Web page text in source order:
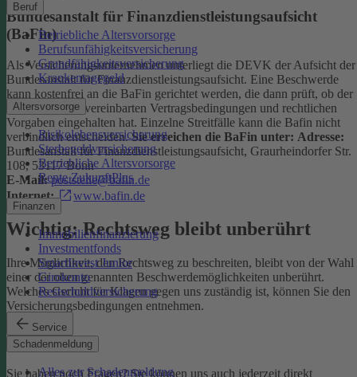
Beruf
Betriebliche Altersvorsorge
Berufsunfähigkeitsversicherung
Grundfähigkeitsversicherung
Krankentagegeld
Altersvorsorge
Risikolebensversicherung
Sterbegeldversicherung
Betriebliche Altersvorsorge
Rente ZukunftPlus
Finanzen
Immobilienfinanzierung
Investmentfonds
SmartInvest Junior
Girokonto
Restschuldversicherung
Service
Schadenmeldung
Alles zur Schadenmeldung
Bundesanstalt für Finanzdienstleistungsaufsicht
(BaFin)
Als Versicherungsunternehmen unterliegt die DEVK der Aufsicht der
Bundesanstalt für Finanzdienstleistungsaufsicht. Eine Beschwerde
kann kostenfrei an die BaFin gerichtet werden, die dann prüft, ob der
Versicherer die vereinbarten Vertragsbedingungen und rechtlichen
Vorgaben eingehalten hat. Einzelne Streitfälle kann die Bafin nicht
verbindlich entscheiden.Sie erreichen die BaFin unter: Adresse:
Bundesanstalt für Finanzdienstleistungsaufsicht, Graurheindorfer Str.
108, 53117 Bonn
E-Mail: poststelle@bafin.de
Internet:
www.bafin.de
Wichtig: Rechtsweg bleibt unberührt
Ihre Möglichkeit, den Rechtsweg zu beschreiten, bleibt von der Wahl
einer der oben genannten Beschwerdemöglichkeiten unberührt.
Welches Gericht für Klagen gegen uns zuständig ist, können Sie den
Versicherungsbedingungen entnehmen.
Kontakt
Sie haben noch Fragen? Sie können uns auch jederzeit direkt